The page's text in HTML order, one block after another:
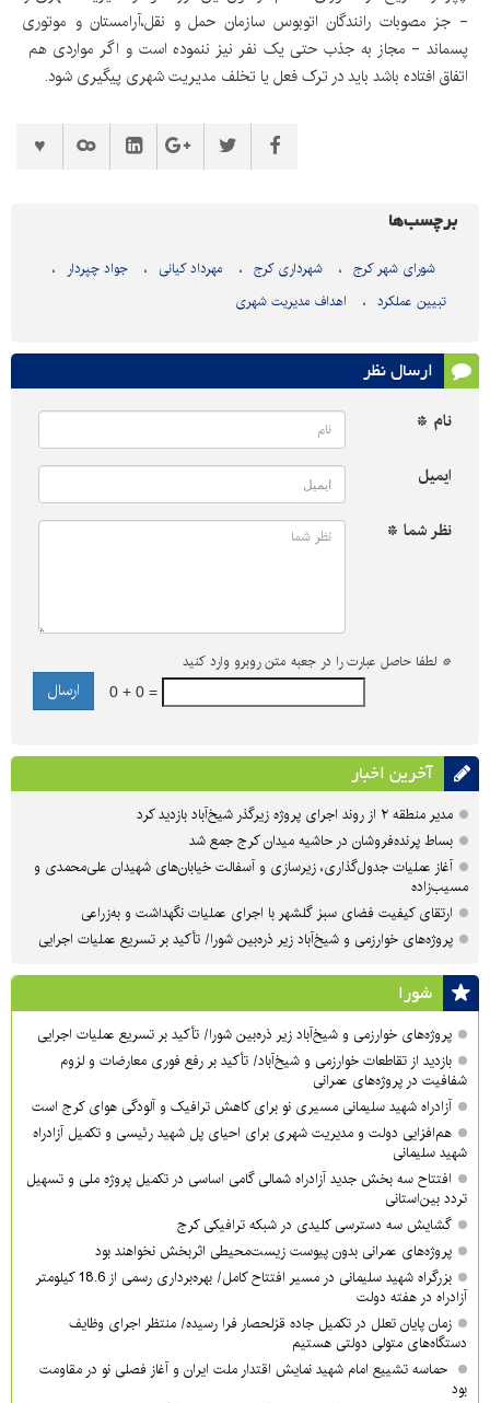
- جز مصوبات رانندگان اتوبوس سازمان حمل و نقل،آرامستان و موتوری
پسماند - مجاز به جذب حتی یک نفر نیز ننموده است و اگر مواردی هم
اتفاق افتاده باشد باید در ترک فعل یا تخلف مدیریت شهری پیگیری شود.
برچسب‌ها
شورای شهر کرج شهرداری کرج مهرداد کیانی
جواد چپردار
تبیین عملکرد
اهداف مدیریت شهری
ارسال نظر
نام *
ایمیل
نظر شما *
* لطفا حاصل عبارت را در جعبه متن روبرو وارد کنید
0 + 0 =
آخرین اخبار
مدیر منطقه ۲ از روند اجرای پروژه زیرگذر شیخ‌آباد بازدید کرد
بساط پرنده‌فروشان در حاشیه میدان کرج جمع شد
آغاز عملیات جدول‌گذاری، زیرسازی و آسفالت خیابان‌های شهیدان علی‌محمدی و
مسیب‌زاده
ارتقای کیفیت فضای سبز گلشهر با اجرای عملیات نگهداشت و به‌زراعی
پروژه‌های خوارزمی و شیخ‌آباد زیر ذره‌بین شورا/ تأکید بر تسریع عملیات اجرایی
شورا
پروژه‌های خوارزمی و شیخ‌آباد زیر ذره‌بین شورا/ تأکید بر تسریع عملیات اجرایی
بازدید از تقاطعات خوارزمی و شیخ‌آباد/ تأکید بر رفع فوری معارضات و لزوم
شفافیت در پروژه‌های عمرانی
آزادراه شهید سلیمانی مسیری نو برای کاهش ترافیک و آلودگی هوای کرج است
هم‌افزایی دولت و مدیریت شهری برای احیای پل شهید رئیسی و تکمیل آزادراه
شهید سلیمانی
افتتاح سه بخش جدید آزادراه شمالی گامی اساسی در تکمیل پروژه ملی و تسهیل
تردد بین‌استانی
گشایش سه دسترسی کلیدی در شبکه ترافیکی کرج
پروژه‌های عمرانی بدون پیوست زیست‌محیطی اثربخش نخواهند بود
بزرگراه شهید سلیمانی در مسیر افتتاح کامل/ بهره‌برداری رسمی از 18.6 کیلومتر
آزادراه در هفته دولت
زمان پایان تعلل در تکمیل جاده قزلحصار فرا رسیده/ منتظر اجرای وظایف
دستگاه‌های متولی دولتی هستیم
حماسه تشییع امام شهید نمایش اقتدار ملت ایران و آغاز فصلی نو در مقاومت
بود